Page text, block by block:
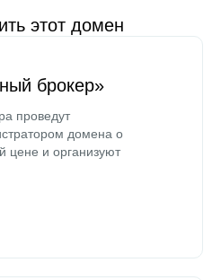
этот домен
брокер»
проведут
домена о
цене и организуют